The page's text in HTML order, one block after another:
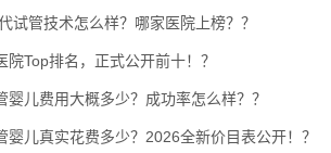
试管技术怎么样？哪家医院上榜？？
院Top排名，正式公开前十！？
婴儿费用大概多少？成功率怎么样？？
婴儿真实花费多少？2026全新价目表公开！？